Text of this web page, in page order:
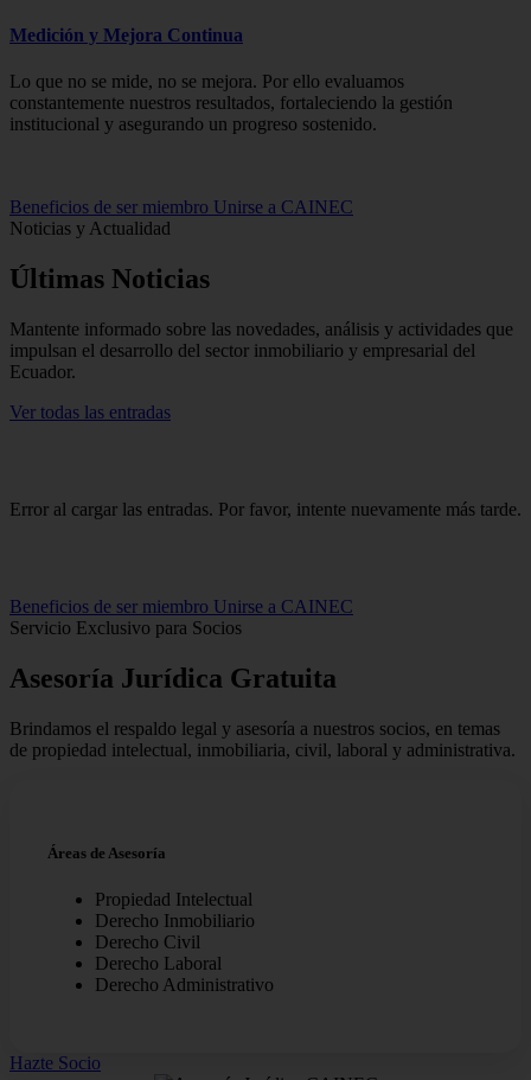
Medición y Mejora Continua
Lo que no se mide, no se mejora. Por ello evaluamos
constantemente nuestros resultados, fortaleciendo la gestión
institucional y asegurando un progreso sostenido.
Beneficios de ser miembro Unirse a CAINEC
Noticias y Actualidad
Últimas Noticias
Mantente informado sobre las novedades, análisis y actividades que
impulsan el desarrollo del sector inmobiliario y empresarial del
Ecuador.
Ver todas las entradas
Error al cargar las entradas. Por favor, intente nuevamente más tarde.
Beneficios de ser miembro Unirse a CAINEC
Servicio Exclusivo para Socios
Asesoría Jurídica Gratuita
Brindamos el respaldo legal y asesoría a nuestros socios, en temas
de propiedad intelectual, inmobiliaria, civil, laboral y administrativa.
Áreas de Asesoría
Propiedad Intelectual
Derecho Inmobiliario
Derecho Civil
Derecho Laboral
Derecho Administrativo
Hazte Socio